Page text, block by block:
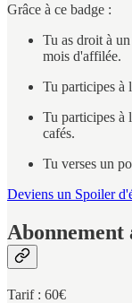
Grâce à ce badge :
Tu as droit à un
mois d'affilée.
Tu participes à
Tu participes à
cafés.
Tu verses un
Deviens un Spoiler
Abonnement
Tarif : 60€